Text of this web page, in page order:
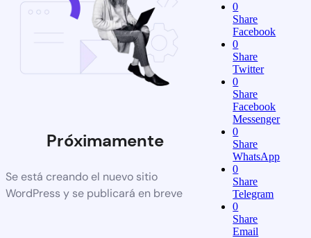
Próximamente
Se está creando el nuevo sitio
WordPress y se publicará en breve
0
Share
Facebook
0
Share
Twitter
0
Share
Facebook
Messenger
0
Share
WhatsApp
0
Share
Telegram
0
Share
Email